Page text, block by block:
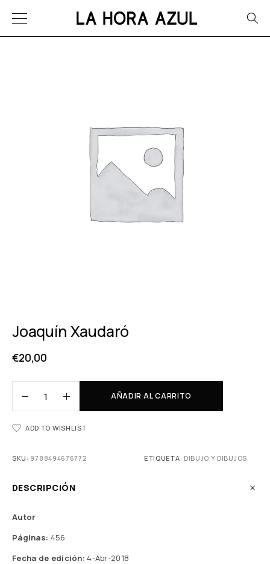
Joaquín Xaudaró
€20,00
AÑADIR AL CARRITO
ADD TO WISHLIST
SKU: 9788494676772 ETIQUETA: DIBUJO Y DIBUJOS
DESCRIPCIÓN
Autor
Páginas: 456
Fecha de edición: 4-Abr-2018